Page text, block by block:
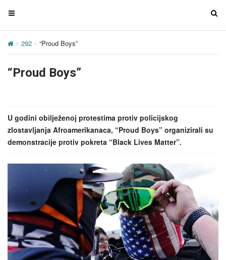
T
g
e
i
g
a
n
T
g
292 “Proud Boys”
“Proud Boys”
U godini obilježenoj protestima protiv policijskog
zlostavljanja Afroamerikanaca, “Proud Boys” organizirali su
demonstracije protiv pokreta “Black Lives Matter”.